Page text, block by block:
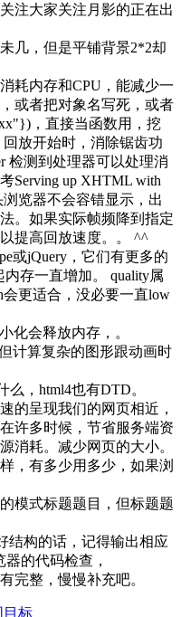
注大家关注月影的正在出
几，但是平铺背景2*2却
耗内存和CPU，能减少一
或者把对象名写死，或者
，直接当函数用，挖
放开始时，消除锯齿功
检测到处理器可以处理消
Serving up XHTML with
览器不会容错显示，出
。如果实际帧频降到指定
提高回放速度。。 ^^
或jQuery，它们有更多的
内存一直增加。 quality属
更适合，没必要一直low
化会释放内存，。
计算复杂的图形跟动画时
么，html4也有DTD。
的呈现我们的网页相近，
许多时候，节省服务端资
消耗。减少网页的大小。
，有多少用多少，如果浏
模式标题题目，但标题题
结构的话，记得输出相应
的代码检查，
完整，慢慢补充吧。
目标